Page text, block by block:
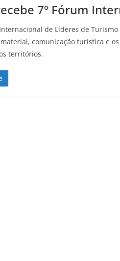
7º Fórum
de Líderes de
comunicação turística e
territórios.